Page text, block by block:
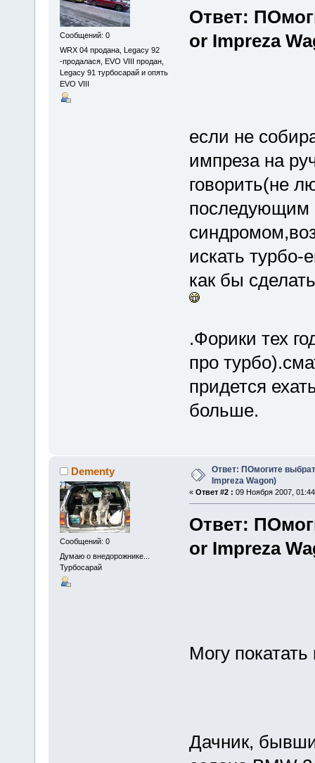
Сообщений: 0
WRX 04 продана, Legacy 92
-продалася, EVO VIII продан,
Legacy 91 турбосарай и опять
EVO VIII
Ответ:
or Impreza
если не
импреза на
говорить(не
последующим
искать турбо-
как бы
.Форики тех
про
придется
больше.
Dementy
Сообщений: 0
Думаю о внедорожнике...
Турбосарай
Ответ: ПОмогите
Impreza Wagon)
« Ответ #2 : 09 Ноября 2007,
Ответ:
or Impreza
Могу
Дачник,